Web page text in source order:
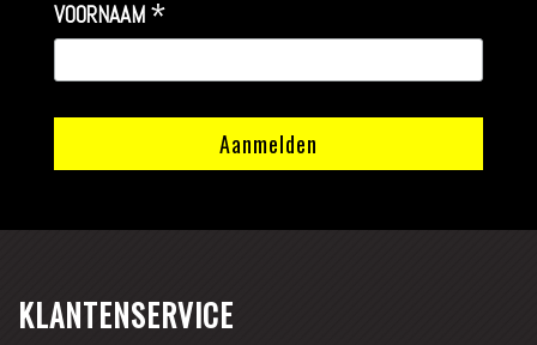
VOORNAAM *
KLANTENSERVICE